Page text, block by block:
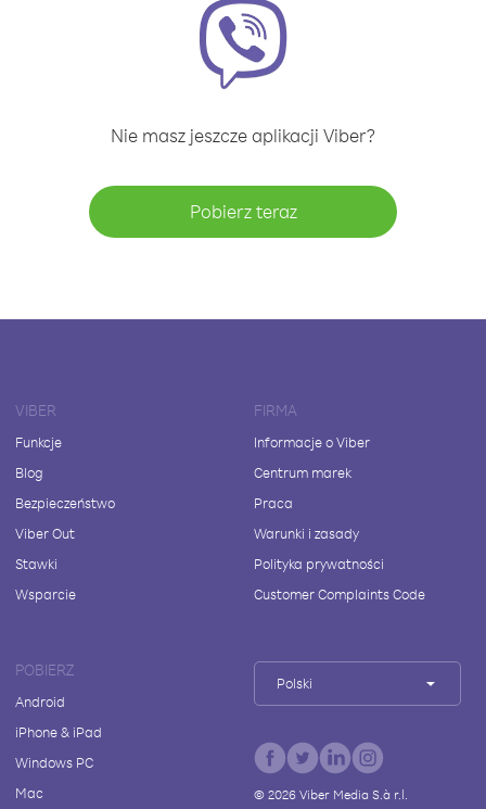
Nie masz jeszcze aplikacji Viber?
Pobierz teraz
VIBER
Funkcje
Blog
Bezpieczeństwo
Viber Out
Stawki
Wsparcie
FIRMA
Informacje o Viber
Centrum marek
Praca
Warunki i zasady
Polityka prywatności
Customer Complaints Code
POBIERZ
Android
iPhone & iPad
Windows PC
Mac
Polski
© 2026Viber Media S.à r.l.